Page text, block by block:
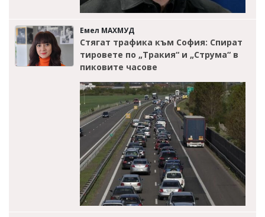
Емел МАХМУД
Стягат трафика към София: Спират
тировете по „Тракия“ и „Струма“ в
пиковите часове